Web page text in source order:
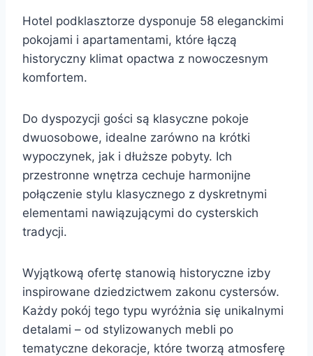
Hotel podklasztorze dysponuje 58 eleganckimi
pokojami i apartamentami, które łączą
historyczny klimat opactwa z nowoczesnym
komfortem.
Do dyspozycji gości są klasyczne pokoje
dwuosobowe, idealne zarówno na krótki
wypoczynek, jak i dłuższe pobyty. Ich
przestronne wnętrza cechuje harmonijne
połączenie stylu klasycznego z dyskretnymi
elementami nawiązującymi do cysterskich
tradycji.
Wyjątkową ofertę stanowią historyczne izby
inspirowane dziedzictwem zakonu cystersów.
Każdy pokój tego typu wyróżnia się unikalnymi
detalami – od stylizowanych mebli po
tematyczne dekoracje, które tworzą atmosferę